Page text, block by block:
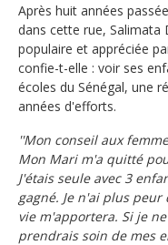
Après huit années
dans cette rue, Salimata
populaire et appréciée
confie-t-elle : voir ses
écoles du Sénégal, une
années d'efforts.
''Mon conseil aux
Mon Mari m'a quitté
J'étais seule avec 3
gagné. Je n'ai plus peur
vie m'apportera. Si je
prendrais soin de mes